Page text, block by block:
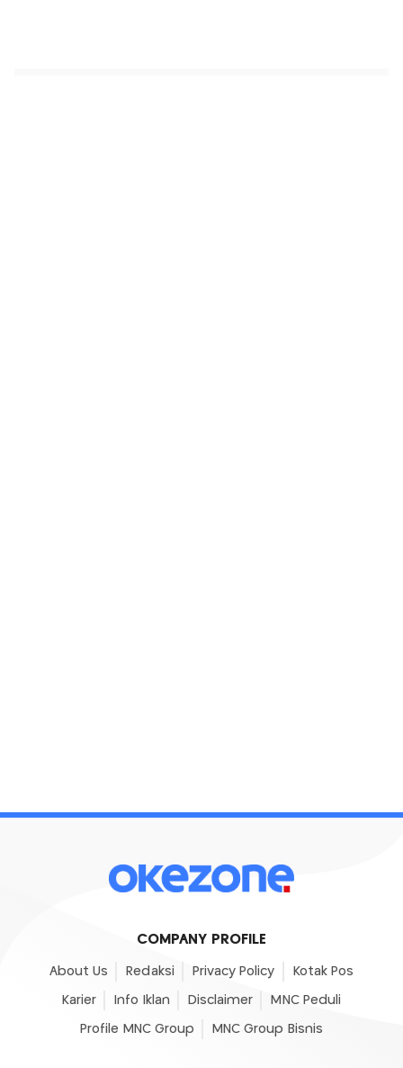
COMPANY PROFILE
About Us Redaksi Privacy Policy Kotak Pos
Karier Info Iklan Disclaimer MNC Peduli
Profile MNC Group MNC Group Bisnis